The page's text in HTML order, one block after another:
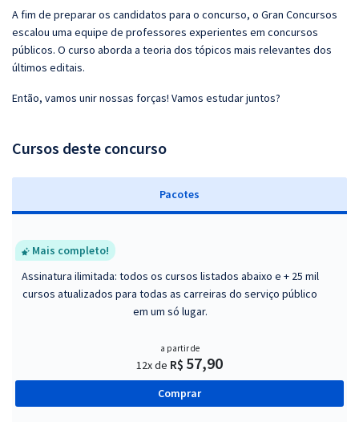
A fim de preparar os candidatos para o concurso, o Gran Concursos
escalou uma equipe de professores experientes em concursos
públicos. O curso aborda a teoria dos tópicos mais relevantes dos
últimos editais.
Então, vamos unir nossas forças! Vamos estudar juntos?
Cursos deste concurso
Pacotes
Mais completo!
Assinatura ilimitada: todos os cursos listados abaixo e + 25 mil
cursos atualizados para todas as carreiras do serviço público
em um só lugar.
a partir de
12x de R$ 57,90
Comprar